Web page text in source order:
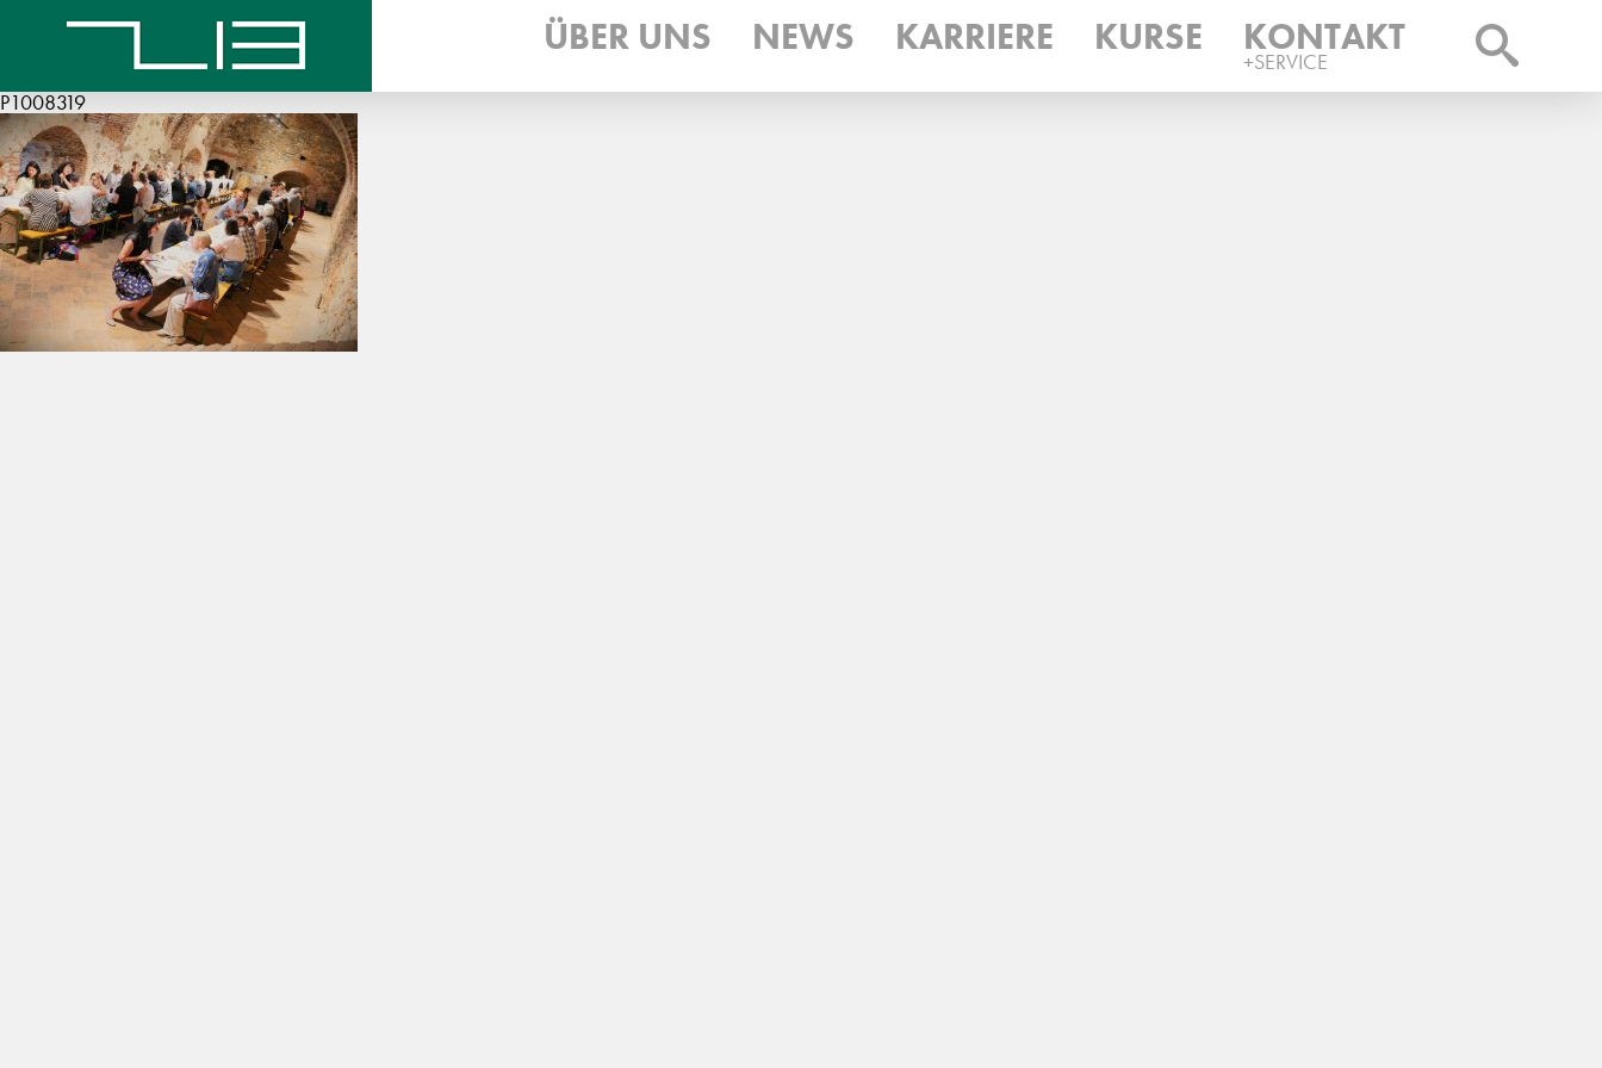
ÜBER UNS NEWS KARRIERE KURSE KONTAKT
+SERVICE
P1008319